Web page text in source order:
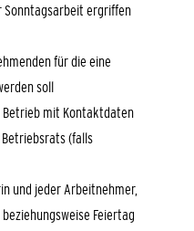
Sonntagsarbeit ergriffen
für die eine
soll
Betrieb mit Kontaktdaten
(falls
und jeder Arbeitnehmer,
Feiertag